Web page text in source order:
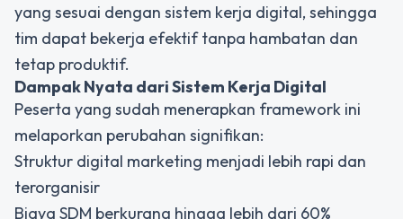
yang sesuai dengan sistem kerja digital, sehingga
tim dapat bekerja efektif tanpa hambatan dan
tetap produktif.
Dampak Nyata dari Sistem Kerja Digital
Peserta yang sudah menerapkan framework ini
melaporkan perubahan signifikan:
Struktur digital marketing menjadi lebih rapi dan
terorganisir
Biaya SDM berkurang hingga lebih dari 60%